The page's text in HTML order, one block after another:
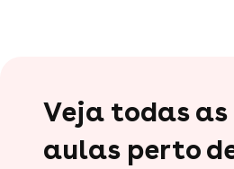
Veja todas as
aulas perto